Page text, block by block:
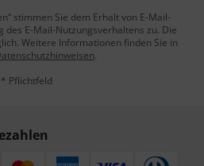
stimmen Sie dem Erhalt von E-Mail-
des E-Mail-Nutzungsverhaltens zu. Die
Weitere Informationen finden Sie in
.
* Pflichtfeld